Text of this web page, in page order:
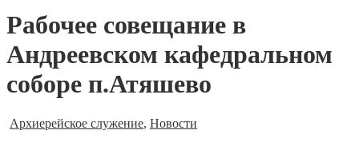
Рабочее совещание в
Андреевском кафедральном
соборе п.Атяшево
Архиерейское служение, Новости